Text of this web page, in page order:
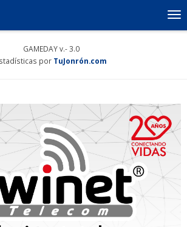
GAMEDAY v.- 3.0
por TuJonrón.com